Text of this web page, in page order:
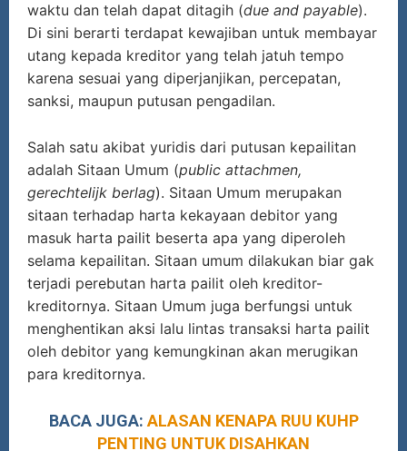
waktu dan telah dapat ditagih (due and payable).
Di sini berarti terdapat kewajiban untuk membayar
utang kepada kreditor yang telah jatuh tempo
karena sesuai yang diperjanjikan, percepatan,
sanksi, maupun putusan pengadilan.
Salah satu akibat yuridis dari putusan kepailitan
adalah Sitaan Umum (public attachmen,
gerechtelijk berlag). Sitaan Umum merupakan
sitaan terhadap harta kekayaan debitor yang
masuk harta pailit beserta apa yang diperoleh
selama kepailitan. Sitaan umum dilakukan biar gak
terjadi perebutan harta pailit oleh kreditor-
kreditornya. Sitaan Umum juga berfungsi untuk
menghentikan aksi lalu lintas transaksi harta pailit
oleh debitor yang kemungkinan akan merugikan
para kreditornya.
BACA JUGA: ALASAN KENAPA RUU KUHP
PENTING UNTUK DISAHKAN